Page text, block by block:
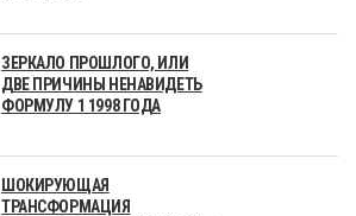
ЗЕРКАЛО ПРОШЛОГО, ИЛИ
ДВЕ ПРИЧИНЫ НЕНАВИДЕТЬ
ФОРМУЛУ 1 1998 ГОДА
ШОКИРУЮЩАЯ
ТРАНСФОРМАЦИЯ